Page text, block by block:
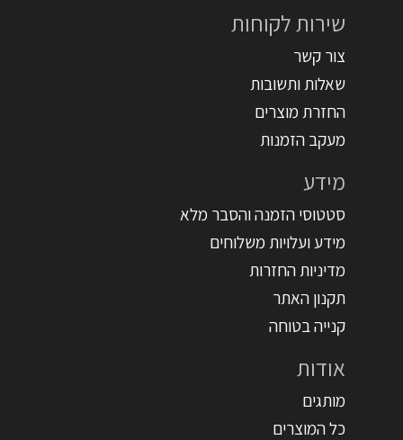
שירות לקוחות
צור קשר
שאלות ותשובות
החזרת מוצרים
מעקב הזמנות
מידע
סטטוסי הזמנה והסבר מלא
מידע ועלויות משלוחים
מדיניות החזרות
תקנון האתר
קנייה בטוחה
אודות
מותגים
כל המוצרים